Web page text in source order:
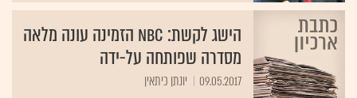
הישג לקשת: NBC הזמינה עונה מלאה
מסדרה שפותחה על-ידה
09.05.2017 יונתן כיתאין